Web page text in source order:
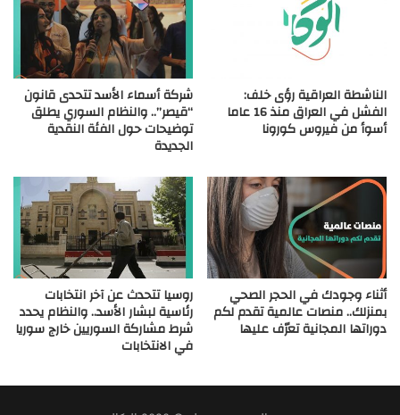
الناشطة العراقية رؤى خلف:
الفشل في العراق منذ 16 عاما
أسوأ من فيروس كورونا
شركة أسماء الأسد تتحدى قانون
“قيصر”.. والنظام السوري يطلق
توضيحات حول الفئة النقدية
الجديدة
أثناء وجودك في الحجر الصحي
بمنزلك.. منصات عالمية تقدم لكم
دوراتها المجانية تعرّف عليها
روسيا تتحدث عن آخر انتخابات
رئاسية لبشار الأسد.. والنظام يحدد
شرط مشاركة السوريين خارج سوريا
في الانتخابات